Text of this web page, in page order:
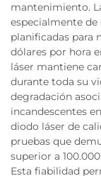
mantenimiento.
especialmente de
planificadas para
dólares por hora
láser mantiene
durante toda su
degradación
incandescentes
diodo láser de
pruebas que
superior a
Esta fiabilidad